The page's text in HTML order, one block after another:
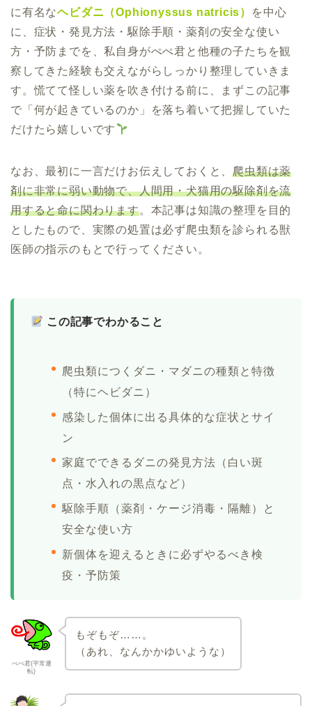
に有名なヘビダニ（Ophionyssus natricis）
を中心
に、症状・発見方法・駆除手順・薬剤の安全な使い
方・予防までを、私自身がぺぺ君と他種の子たちを観
察してきた経験も交えながらしっかり整理していきま
す。慌てて怪しい薬を吹き付ける前に、まずこの記事
で「何が起きているのか」を落ち着いて把握していた
だけたら嬉しいです
なお、最初に一言だけお伝えしておくと、爬虫類は薬
剤に非常に弱い動物で、人間用・犬猫用の駆除剤を流
用すると命に関わります。本記事は知識の整理を目的
としたもので、実際の処置は必ず爬虫類を診られる獣
医師の指示のもとで行ってください。
この記事でわかること
爬虫類につくダニ・マダニの種類と特徴
（特にヘビダニ）
感染した個体に出る具体的な症状とサイ
ン
家庭でできるダニの発見方法（白い斑
点・水入れの黒点など）
駆除手順（薬剤・ケージ消毒・隔離）と
安全な使い方
新個体を迎えるときに必ずやるべき検
疫・予防策
ぺぺ君(平常運
転)
もぞもぞ……。
（あれ、なんかかゆいような）